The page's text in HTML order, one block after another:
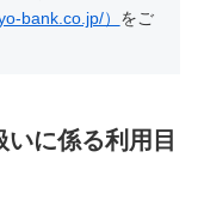
bank.co.jp/） をご
に係る利用目